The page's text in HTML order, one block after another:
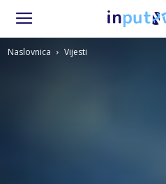
Naslovnica Vijesti